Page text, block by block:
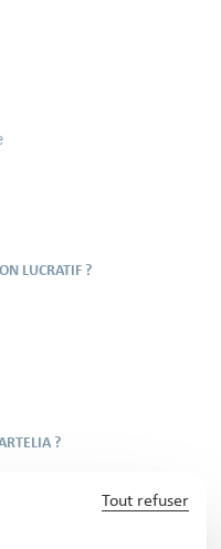
LUCRATIF ?
?
Tout refuser